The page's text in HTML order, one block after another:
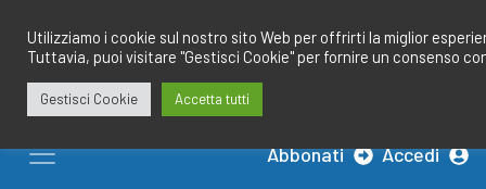
contenuto
Abbonati Accedi
Utilizziamo i cookie sul nostro sito Web per offrirti la miglior
Tuttavia, puoi visitare "Gestisci Cookie" per fornire un consenso
Gestisci Cookie Accetta tutti